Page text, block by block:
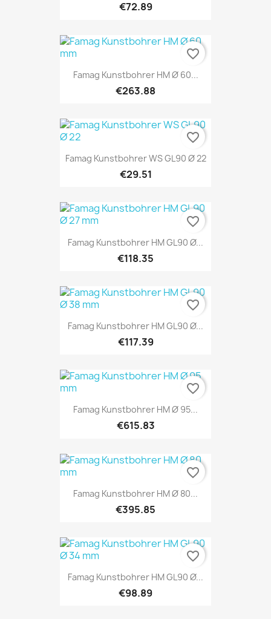
€72.89
Famag Kunstbohrer HM Ø 60...
€263.88
favorite_border
Famag Kunstbohrer WS GL90 Ø 22
€29.51
favorite_border
Famag Kunstbohrer HM GL90 Ø...
€118.35
favorite_border
Famag Kunstbohrer HM GL90 Ø...
€117.39
favorite_border
Famag Kunstbohrer HM Ø 95...
€615.83
favorite_border
Famag Kunstbohrer HM Ø 80...
€395.85
favorite_border
Famag Kunstbohrer HM GL90 Ø...
€98.89
favorite_border